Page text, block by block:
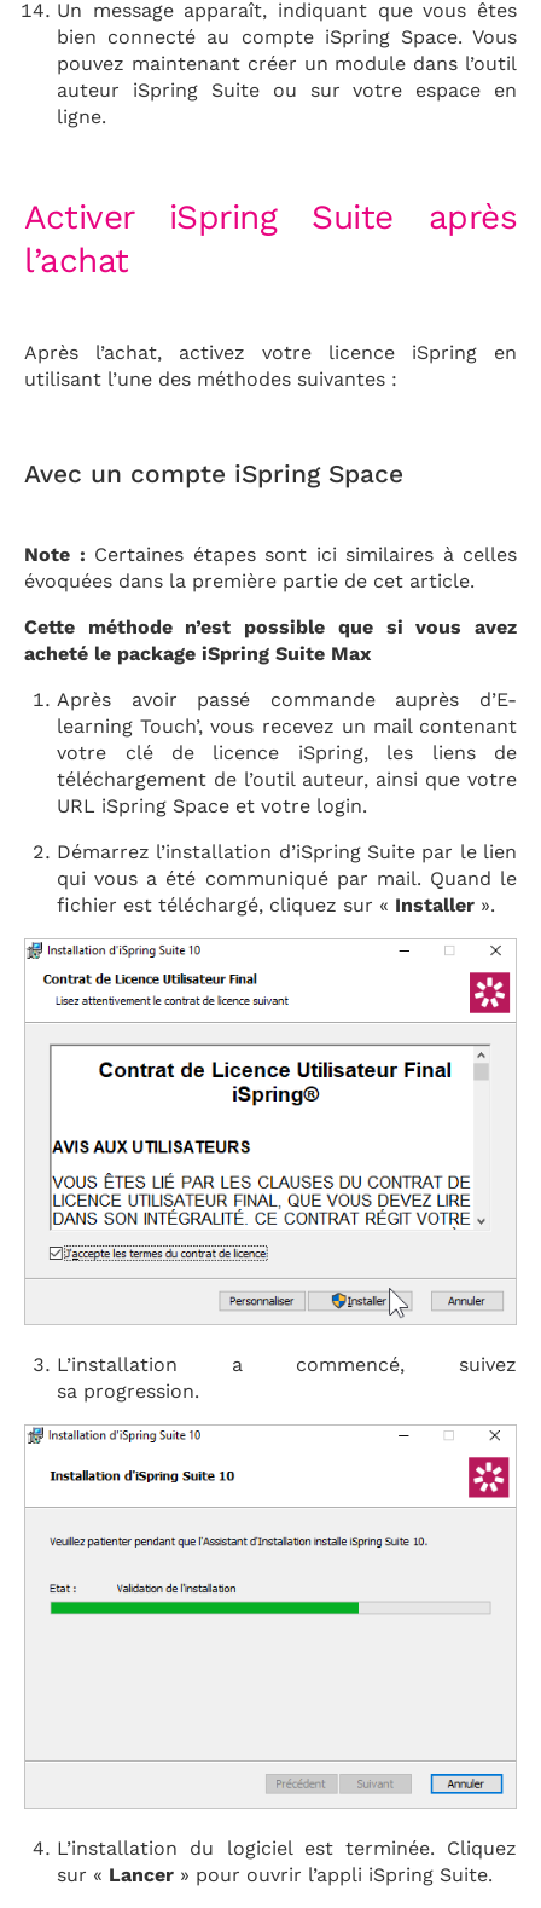
Un message apparaît, indiquant que vous êtes
bien connecté au compte iSpring Space. Vous
pouvez maintenant créer un module dans l’outil
auteur iSpring Suite ou sur votre espace en
ligne.
Activer iSpring Suite après
l’achat
Après l’achat, activez votre licence iSpring en
utilisant l’une des méthodes suivantes :
Avec un compte iSpring Space
Note : Certaines étapes sont ici similaires à celles
évoquées dans la première partie de cet article.
Cette méthode n’est possible que si vous avez
acheté le package iSpring Suite Max
Après avoir passé commande auprès d’E-
learning Touch’, vous recevez un mail contenant
votre clé de licence iSpring, les liens de
téléchargement de l’outil auteur, ainsi que votre
URL iSpring Space et votre login.
Démarrez l’installation d’iSpring Suite par le lien
qui vous a été communiqué par mail. Quand le
fichier est téléchargé, cliquez sur « Installer ».
L’installation a commencé, suivez
sa progression.
L’installation du logiciel est terminée. Cliquez
sur « Lancer » pour ouvrir l’appli iSpring Suite.